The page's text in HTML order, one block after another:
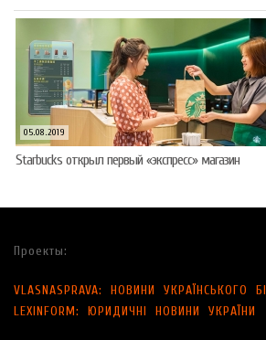
05.08.2019
Starbucks открыл первый «экспресс» магазин
Проекты:
VLASNASPRAVA: НОВИНИ УКРАЇНСЬКОГО
LEXINFORM: ЮРИДИЧНІ НОВИНИ УКРАЇНИ